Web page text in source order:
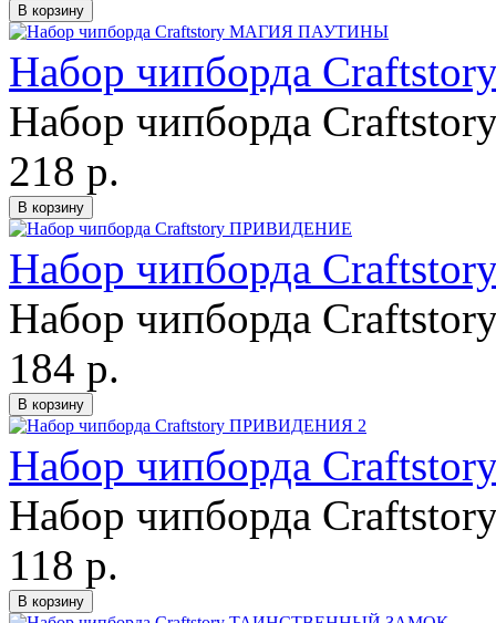
Набор чипборда
Набор чипборда
218 р.
Набор чипборда
Набор чипборда
184 р.
Набор чипборда
Набор чипборда
118 р.